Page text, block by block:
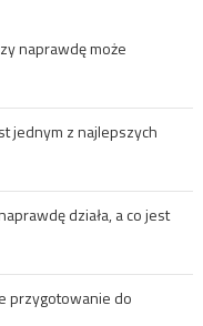
naprawdę może
jednym z najlepszych
działa, a co jest
przygotowanie do